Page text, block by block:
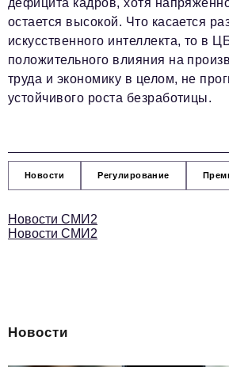
дефицита кадров, хотя
остается высокой. Что касается
искусственного интеллекта, то в
положительного влияния на
труда и экономику в целом, не
устойчивого роста безработицы.
Новости Регулирование
Новости СМИ2
Новости СМИ2
Новости